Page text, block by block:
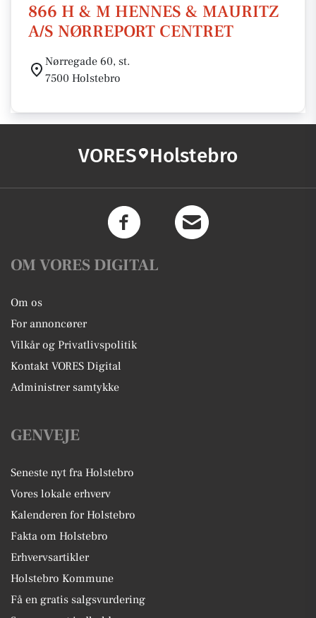
866 H & M HENNES & MAURITZ
A/S NØRREPORT CENTRET
Nørregade 60, st.
7500 Holstebro
VORES Holstebro
OM VORES DIGITAL
Om os
For annoncører
Vilkår og Privatlivspolitik
Kontakt VORES Digital
Administrer samtykke
GENVEJE
Seneste nyt fra Holstebro
Vores lokale erhverv
Kalenderen for Holstebro
Fakta om Holstebro
Erhvervsartikler
Holstebro Kommune
Få en gratis salgsvurdering